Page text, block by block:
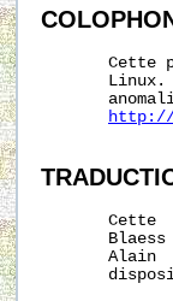
Cette
Linux.
http://
Cette
Blaess
Alain